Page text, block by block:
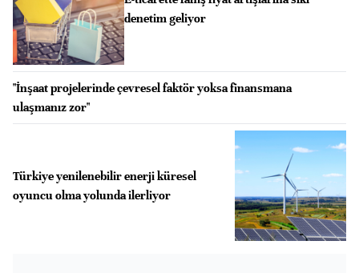
denetim geliyor
"İnşaat projelerinde çevresel faktör yoksa finansmana
ulaşmanız zor"
Türkiye yenilenebilir enerji küresel
oyuncu olma yolunda ilerliyor